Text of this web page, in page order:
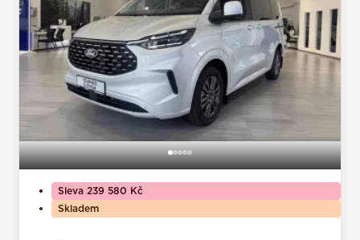
Sleva 239 580 Kč
Skladem